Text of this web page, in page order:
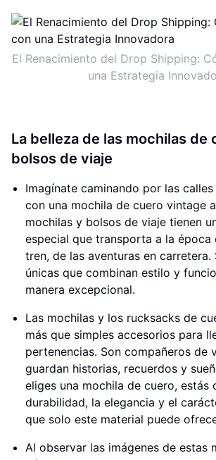
El Renacimiento del Drop Shipping:
una Estrategia
La belleza de las mochilas de
bolsos de viaje
Imagínate caminando por las
con una mochila de cuero vintage
mochilas y bolsos de viaje tienen
especial que transporta a la época
tren, de las aventuras en carretera.
únicas que combinan estilo y
manera excepcional.
Las mochilas y los rucksacks de
más que simples accesorios para
pertenencias. Son compañeros de
guardan historias, recuerdos y
eliges una mochila de cuero, estás
durabilidad, la elegancia y el
que solo este material puede
Al observar las imágenes de estas